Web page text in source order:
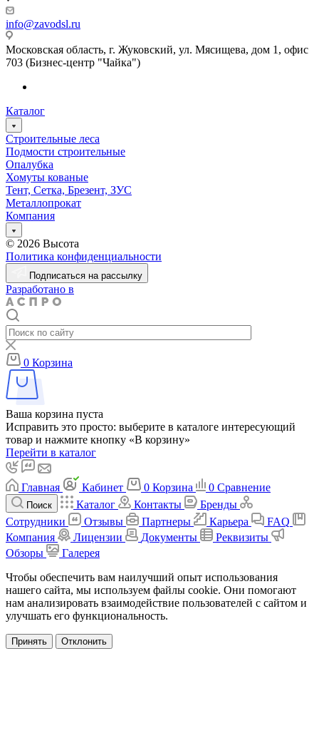
info@zavodsl.ru
Московская область, г. Жуковский, ул. Мясищева, дом 1, офис
703 (Бизнес-центр "Чайка")
Каталог
Строительные леса
Подмости строительные
Опалубка
Хомуты кованые
Тент, Сетка, Брезент, ЗУС
Металлопрокат
Компания
© 2026 Высота
Политика конфиденциальности
Подписаться на рассылку
Разработано в
0 Корзина
Ваша корзина пуста
Исправить это просто: выберите в каталоге интересующий
товар и нажмите кнопку «В корзину»
Перейти в каталог
Главная Кабинет 0 Корзина 0 Сравнение
Поиск Каталог Контакты
Бренды
Сотрудники
Отзывы Партнеры Карьера
FAQ
Компания
Лицензии Документы
Реквизиты
Обзоры
Галерея
Чтобы обеспечить вам наилучший опыт использования
нашего сайта, мы используем файлы cookie. Они помогают
нам анализировать взаимодействие пользователей с сайтом и
улучшать его функциональность.
Принять Отклонить